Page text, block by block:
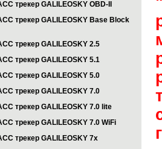
трекер GALILEOSKY OBD-II
трекер GALILEOSKY Base Block
трекер GALILEOSKY 2.5
трекер GALILEOSKY 5.1
трекер GALILEOSKY 5.0
трекер GALILEOSKY 7.0
трекер GALILEOSKY 7.0 lite
трекер GALILEOSKY 7.0 WiFi
трекер GALILEOSKY 7x